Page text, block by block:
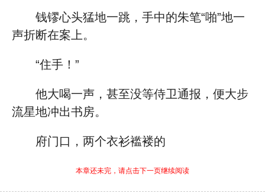
钱镠心头猛地一跳，手中的朱笔“啪”地一
声折断在案上。
“住手！”
他大喝一声，甚至没等侍卫通报，便大步
流星地冲出书房。
府门口，两个衣衫褴褛的
本章还未完，请点击下一页继续阅读